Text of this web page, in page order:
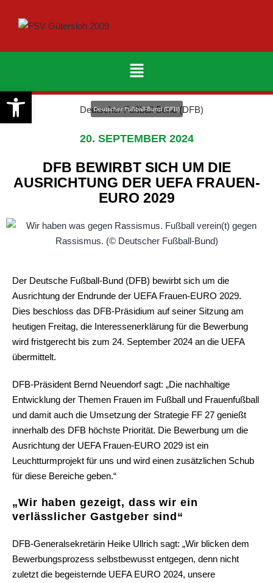
Deutscher Fußball-Bund (DFB)
20. SEPTEMBER 2024
DFB BEWIRBT SICH UM DIE
AUSRICHTUNG DER UEFA FRAUEN-
EURO 2029
Der Deutsche Fußball-Bund (DFB) bewirbt sich um die
Ausrichtung der Endrunde der UEFA Frauen-EURO 2029.
Dies beschloss das DFB-Präsidium auf seiner Sitzung am
heutigen Freitag, die Interessenerklärung für die Bewerbung
wird fristgerecht bis zum 24. September 2024 an die UEFA
übermittelt.
DFB-Präsident Bernd Neuendorf sagt: „Die nachhaltige
Entwicklung der Themen Frauen im Fußball und Frauenfußball
und damit auch die Umsetzung der Strategie FF 27 genießt
innerhalb des DFB höchste Priorität. Die Bewerbung um die
Ausrichtung der UEFA Frauen-EURO 2029 ist ein
Leuchtturmprojekt für uns und wird einen zusätzlichen Schub
für diese Bereiche geben.“
„Wir haben gezeigt, dass wir ein
verlässlicher Gastgeber sind“
DFB-Generalsekretärin Heike Ullrich sagt: „Wir blicken dem
Bewerbungsprozess selbstbewusst entgegen, denn nicht
zuletzt die begeisternde UEFA EURO 2024, unsere
Werkzeugleiste öffnen